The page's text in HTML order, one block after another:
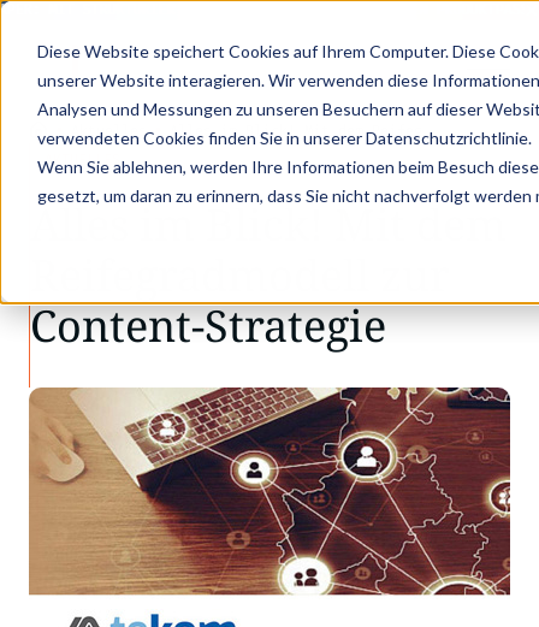
Diese Website speichert Cookies auf Ihrem Computer. Diese
unserer Website interagieren. Wir verwenden diese
Analysen und Messungen zu unseren Besuchern auf dieser
verwendeten Cookies finden Sie in unserer Datenschutzrichtlinie.
Wenn Sie ablehnen, werden Ihre Informationen beim Besuch
gesetzt, um daran zu erinnern, dass Sie nicht nachverfolgt werden
MIT STRUKTURIERTEN PRODUKTDATEN ZUM DIGITALEN
Aktuelles•
Alles im Blick! Mit dem Reifeg…
AKTUELLES
Alles im Blick! Mit dem
Content-Strategie